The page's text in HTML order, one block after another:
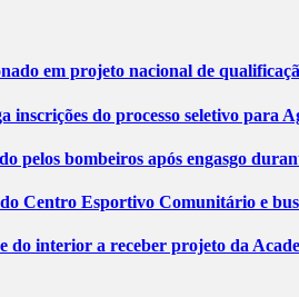
em projeto nacional de
do processo seletivo para
pelos bombeiros após engasgo
Centro Esportivo Comunitário e
do interior a receber projeto da